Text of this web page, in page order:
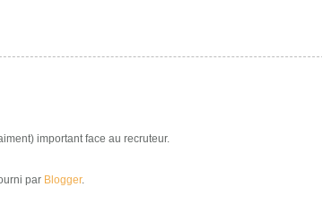
important face au recruteur.
par Blogger.